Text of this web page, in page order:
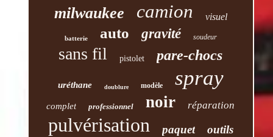
milwaukee camion visuel
batterie auto gravité soudeur
sans fil pistolet pare-chocs
uréthane doublure modèle spray
complet professionnel noir réparation
pulvérisation paquet outils